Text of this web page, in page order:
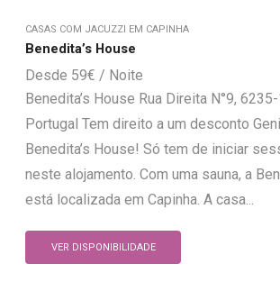
CASAS COM JACUZZI EM CAPINHA
Benedita’s House
59€
Benedita’s House Rua Direita N°9,
Portugal Tem direito a um desconto
Benedita’s House! Só tem de iniciar
neste alojamento. Com uma sauna, a
está localizada em Capinha. A casa...
VER DISPONIBILIDADE